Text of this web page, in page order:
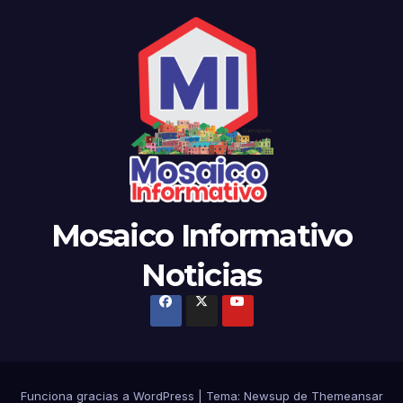
Mosaico Informativo
Noticias
Funciona gracias a WordPress Tema: Newsup de Themeansar